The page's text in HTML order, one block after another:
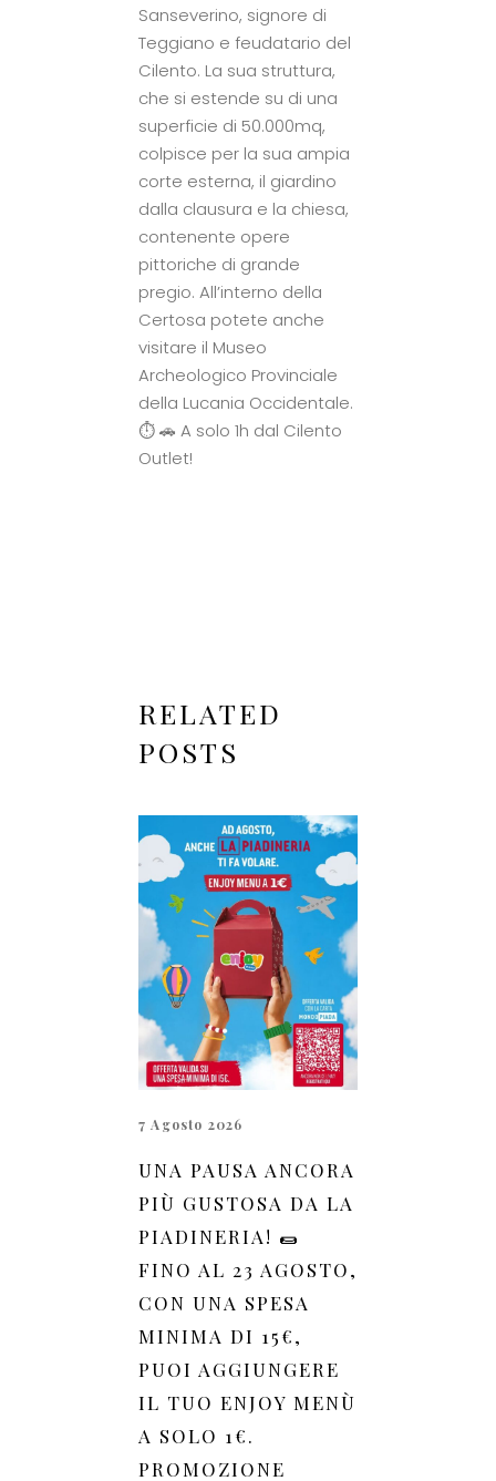
Sanseverino, signore di
Teggiano e feudatario del
Cilento. La sua struttura,
che si estende su di una
superficie di 50.000mq,
colpisce per la sua ampia
corte esterna, il giardino
dalla clausura e la chiesa,
contenente opere
pittoriche di grande
pregio. All’interno della
Certosa potete anche
visitare il Museo
Archeologico Provinciale
della Lucania Occidentale.
⏱ 🚗 A solo 1h dal Cilento
Outlet!
RELATED
POSTS
7 Agosto 2026
UNA PAUSA ANCORA
PIÙ GUSTOSA DA LA
PIADINERIA! 🌯
FINO AL 23 AGOSTO,
CON UNA SPESA
MINIMA DI 15€,
PUOI AGGIUNGERE
IL TUO ENJOY MENÙ
A SOLO 1€.
PROMOZIONE